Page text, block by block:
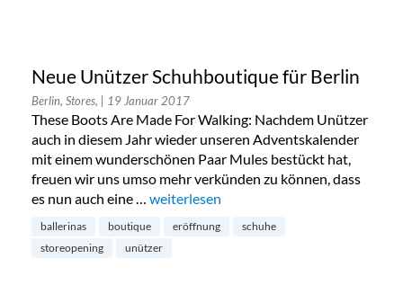
Neue Unützer Schuhboutique für Berlin
Berlin, Stores, | 19 Januar 2017
These Boots Are Made For Walking: Nachdem Unützer
auch in diesem Jahr wieder unseren Adventskalender
mit einem wunderschönen Paar Mules bestückt hat,
freuen wir uns umso mehr verkünden zu können, dass
es nun auch eine … „Neue Unützer Schuhboutique für Berlin“
weiterlesen
ballerinas boutique eröffnung
schuhe
storeopening
unützer